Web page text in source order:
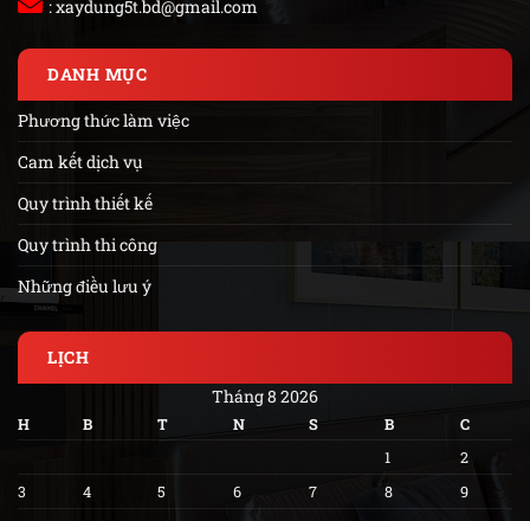
:xaydung5t.bd@gmail.com
DANH MỤC
Phương thức làm việc
Cam kết dịch vụ
Quy trình thiết kế
Quy trình thi công
Những điều lưu ý
LỊCH
Tháng 8 2026
H B T N S B
C
1
2
3
4 5 6 7 8
9